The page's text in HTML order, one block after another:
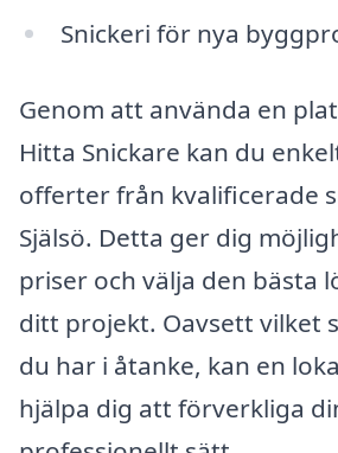
Snickeri för nya
Genom att använda en
Hitta Snickare kan du
offerter från kvalificerade
Själsö. Detta ger dig
priser och välja den bästa
ditt projekt. Oavsett vilket
du har i åtanke, kan en
hjälpa dig att förverkliga